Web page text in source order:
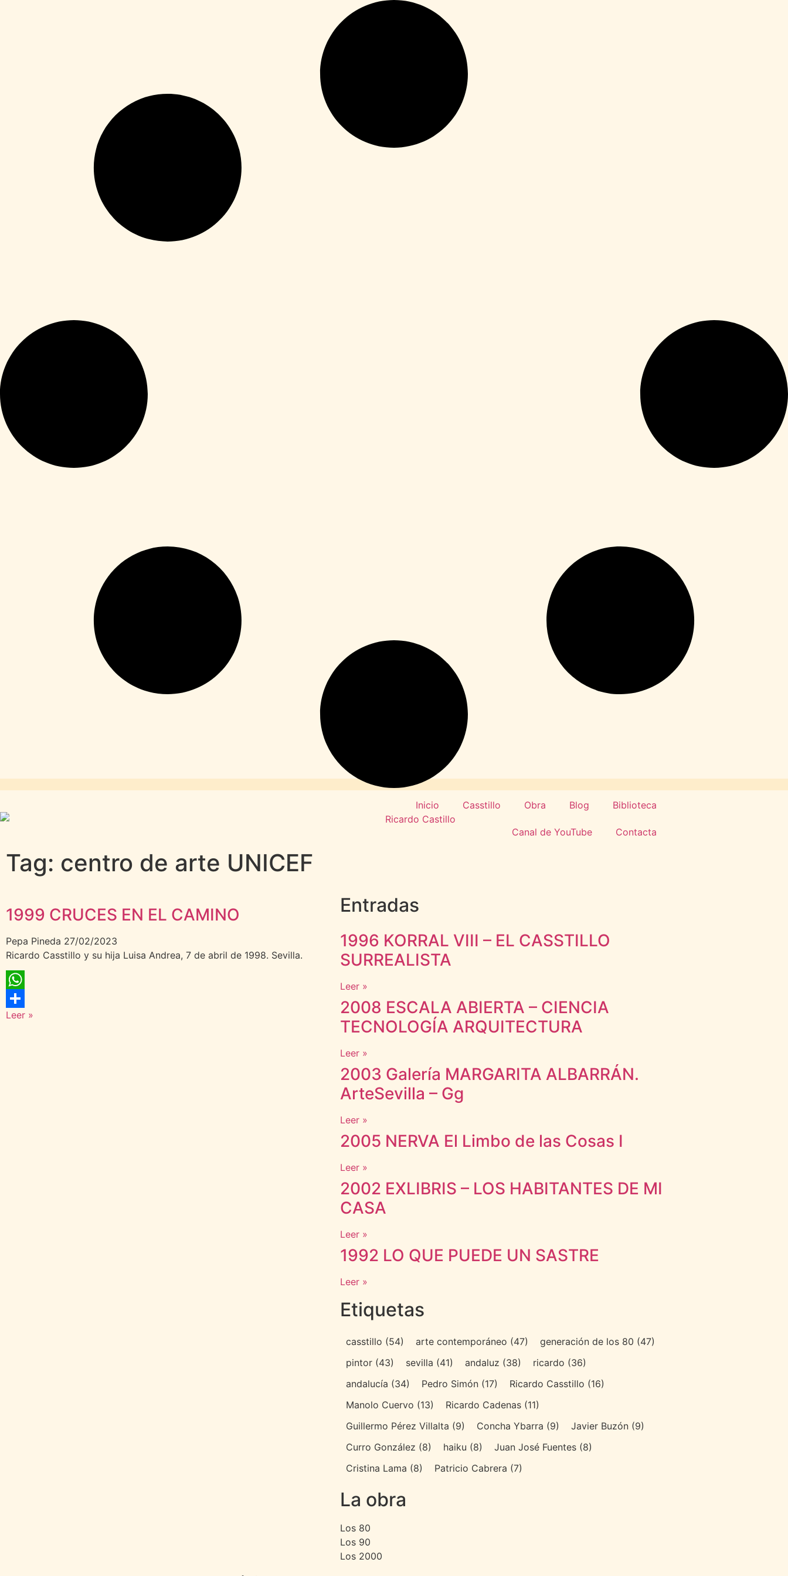
Inicio Casstillo Obra Blog Biblioteca
Canal de YouTube Contacta
Tag: centro de arte UNICEF
1999 CRUCES EN EL CAMINO
Pepa Pineda 27/02/2023
Ricardo Casstillo y su hija Luisa Andrea, 7 de abril de 1998. Sevilla.
WhatsApp
Compartir
Leer »
Entradas
1996 KORRAL VIII – EL CASSTILLO
SURREALISTA
Leer »
2008 ESCALA ABIERTA – CIENCIA
TECNOLOGÍA ARQUITECTURA
Leer »
2003 Galería MARGARITA ALBARRÁN.
ArteSevilla – Gg
Leer »
2005 NERVA El Limbo de las Cosas I
Leer »
2002 EXLIBRIS – LOS HABITANTES DE MI
CASA
Leer »
1992 LO QUE PUEDE UN SASTRE
Leer »
Etiquetas
casstillo (54) arte contemporáneo (47) generación de los 80 (47)
pintor (43) sevilla (41) andaluz (38) ricardo (36)
andalucía (34) Pedro Simón (17) Ricardo Casstillo (16)
Manolo Cuervo (13) Ricardo Cadenas (11)
Guillermo Pérez Villalta (9) Concha Ybarra (9) Javier Buzón (9)
Curro González (8) haiku (8) Juan José Fuentes (8)
Cristina Lama (8) Patricio Cabrera (7)
La obra
Los 80
Los 90
Los 2000